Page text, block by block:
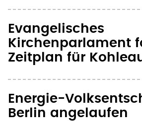
Evangelisches
Kirchenparlament
Zeitplan für
Energie-
Berlin angelaufen